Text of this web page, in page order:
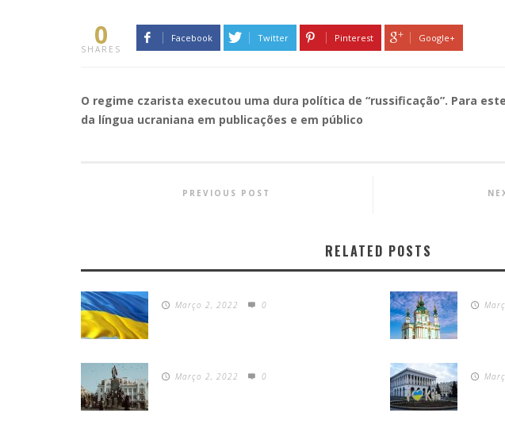
0
SHARES
Facebook Twitter Pinterest Google+
O regime czarista executou uma dura política de “russificação”. Para
da língua ucraniana em publicações e em público
PREVIOUS POST
RELATED POSTS
Março 2, 2022 0
Março 2, 2022 0